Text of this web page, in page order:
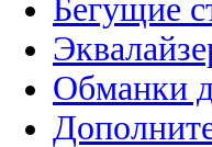
Бегущие
Обманки